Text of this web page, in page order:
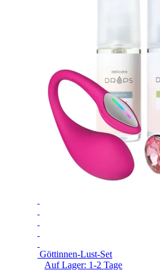
Göttinnen-Lust-Set
Auf Lager: 1-2Tage